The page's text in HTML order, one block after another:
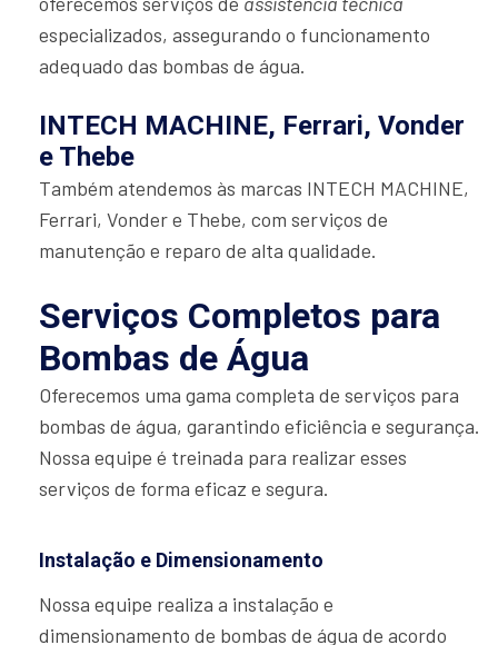
especializados, assegurando o funcionamento
adequado das bombas de água.
INTECH MACHINE, Ferrari, Vonder
e Thebe
Também atendemos às marcas INTECH MACHINE,
Ferrari, Vonder e Thebe, com serviços de
manutenção e reparo de alta qualidade.
Serviços Completos para
Bombas de Água
Oferecemos uma gama completa de serviços para
bombas de água, garantindo eficiência e segurança.
Nossa equipe é treinada para realizar esses
serviços de forma eficaz e segura.
Instalação e Dimensionamento
Nossa equipe realiza a instalação e
dimensionamento de bombas de água de acordo